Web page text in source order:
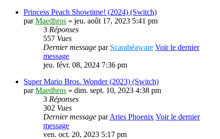
Princess Peach Showtime! (2024) (Switch)
parMaedhros » jeu. août 17, 2023 5:41 pm
3 Réponses
557 Vues
Dernier message par Scarabéaware Voir le dernier
message
jeu. févr. 08, 2024 7:36 pm
Super Mario Bros. Wonder (2023) (Switch)
parMaedhros » dim. sept. 10, 2023 4:38 pm
3 Réponses
302 Vues
Dernier message parAries Phoenix Voir le dernier
message
ven. oct. 20, 2023 5:17 pm